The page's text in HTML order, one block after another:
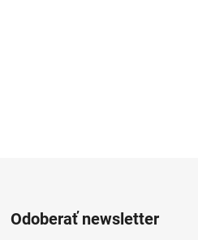
Odoberať newsletter